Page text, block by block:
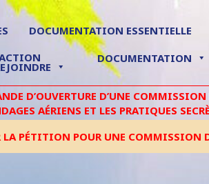
DOCUMENTATION ESSENTIELLE
DOCUMENTATION
D’OUVERTURE D’UNE COMMISSION
AÉRIENS ET LES PRATIQUES
LA PÉTITION POUR UNE COMMISSION